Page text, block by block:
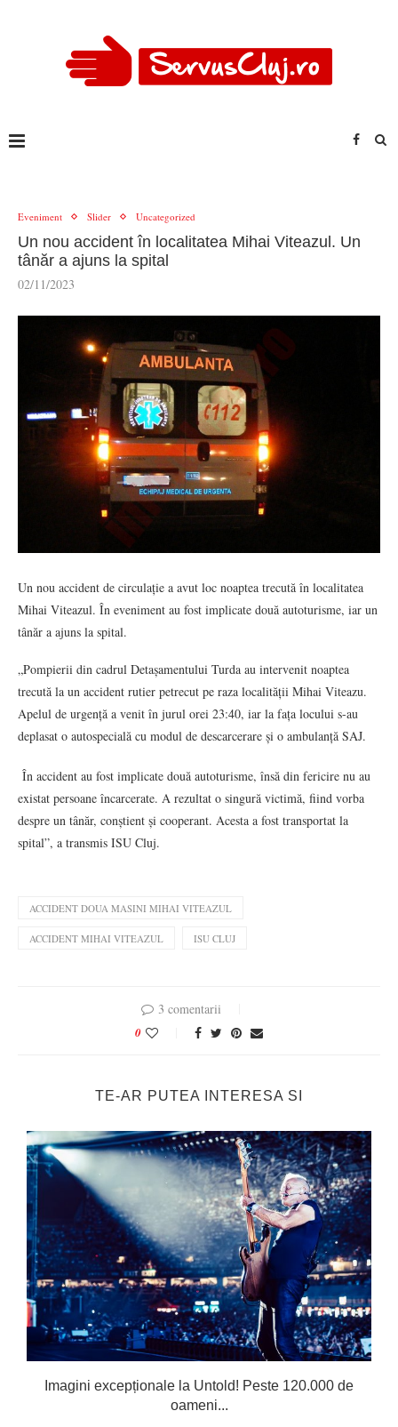
Eveniment Slider Uncategorized
Un nou accident în localitatea Mihai Viteazul. Un
tânăr a ajuns la spital
02/11/2023
Un nou accident de circulație a avut loc noaptea trecută în localitatea
Mihai Viteazul. În eveniment au fost implicate două autoturisme, iar un
tânăr a ajuns la spital.
„Pompierii din cadrul Detașamentului Turda au intervenit noaptea
trecută la un accident rutier petrecut pe raza localității Mihai Viteazu.
Apelul de urgență a venit în jurul orei 23:40, iar la fața locului s-au
deplasat o autospecială cu modul de descarcerare și o ambulanță SAJ.
În accident au fost implicate două autoturisme, însă din fericire nu au
existat persoane încarcerate. A rezultat o singură victimă, fiind vorba
despre un tânăr, conștient și cooperant. Acesta a fost transportat la
spital”, a transmis ISU Cluj.
ACCIDENT DOUA MASINI MIHAI VITEAZUL
ACCIDENT MIHAI VITEAZUL ISU CLUJ
3 comentarii
0
TE-AR PUTEA INTERESA SI
Imagini excepționale la Untold! Peste 120.000 de
oameni...